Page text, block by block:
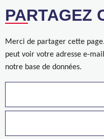
PARTAGEZ
Merci de partager cette
peut voir votre adresse e-
notre base de données.